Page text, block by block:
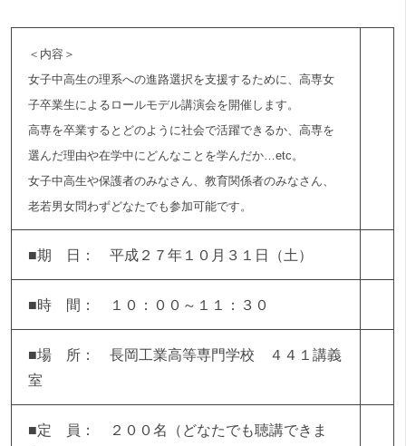
＜内容＞
女子中高生の理系への進路選択を支援するために、高専女
子卒業生によるロールモデル講演会を開催します。
高専を卒業するとどのように社会で活躍できるか、高専を
選んだ理由や在学中にどんなことを学んだか…etc。
女子中高生や保護者のみなさん、教育関係者のみなさん、
老若男女問わずどなたでも参加可能です。
■期 日： 平成２７年１０月３１日（土）
■時 間： １０：００～１１：３０
■場 所： 長岡工業高等専門学校 ４４１講義
室
■定 員： ２００名（どなたでも聴講できま